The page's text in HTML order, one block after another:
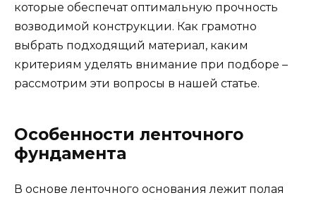
которые обеспечат оптимальную прочность
возводимой конструкции. Как грамотно
выбрать подходящий материал, каким
критериям уделять внимание при подборе –
рассмотрим эти вопросы в нашей статье.
Особенности ленточного
фундамента
В основе ленточного основания лежит полая